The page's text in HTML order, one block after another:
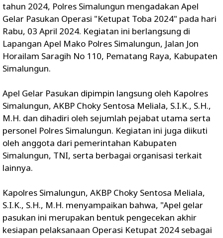
tahun 2024, Polres Simalungun mengadakan Apel
Gelar Pasukan Operasi "Ketupat Toba 2024" pada hari
Rabu, 03 April 2024. Kegiatan ini berlangsung di
Lapangan Apel Mako Polres Simalungun, Jalan Jon
Horailam Saragih No 110, Pematang Raya, Kabupaten
Simalungun.
Apel Gelar Pasukan dipimpin langsung oleh Kapolres
Simalungun, AKBP Choky Sentosa Meliala, S.I.K., S.H.,
M.H. dan dihadiri oleh sejumlah pejabat utama serta
personel Polres Simalungun. Kegiatan ini juga diikuti
oleh anggota dari pemerintahan Kabupaten
Simalungun, TNI, serta berbagai organisasi terkait
lainnya.
Kapolres Simalungun, AKBP Choky Sentosa Meliala,
S.I.K., S.H., M.H. menyampaikan bahwa, "Apel gelar
pasukan ini merupakan bentuk pengecekan akhir
kesiapan pelaksanaan Operasi Ketupat 2024 sebagai